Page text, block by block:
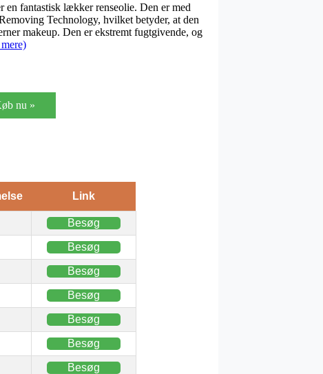
en fantastisk lækker renseolie. Den er med
Technology, hvilket betyder, at den
makeup. Den er ekstremt fugtgivende, og
nu »
Link
Besøg
Besøg
Besøg
Besøg
Besøg
Besøg
Besøg